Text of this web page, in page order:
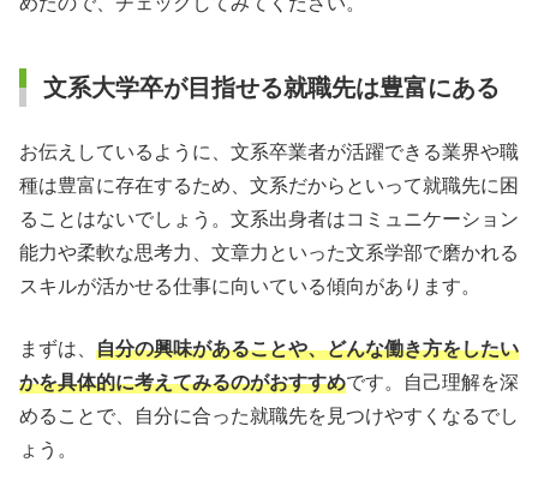
文系大学卒が目指せる就職先は豊富にある
お伝えしているように、文系卒業者が活躍できる業界や職
種は豊富に存在するため、文系だからといって就職先に困
ることはないでしょう。文系出身者はコミュニケーション
能力や柔軟な思考力、文章力といった文系学部で磨かれる
スキルが活かせる仕事に向いている傾向があります。
まずは、 自分の興味があることや、どんな働き方をしたい
かを具体的に考えてみるのがおすすめです。自己理解を深
めることで、自分に合った就職先を見つけやすくなるでし
ょう。